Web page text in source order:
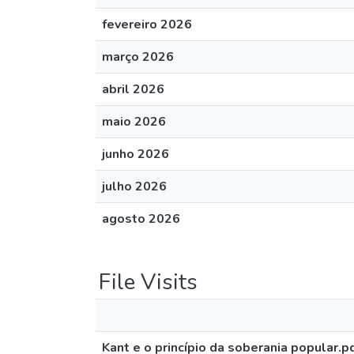
fevereiro 2026
março 2026
abril 2026
maio 2026
junho 2026
julho 2026
agosto 2026
File Visits
Kant e o princípio da soberania